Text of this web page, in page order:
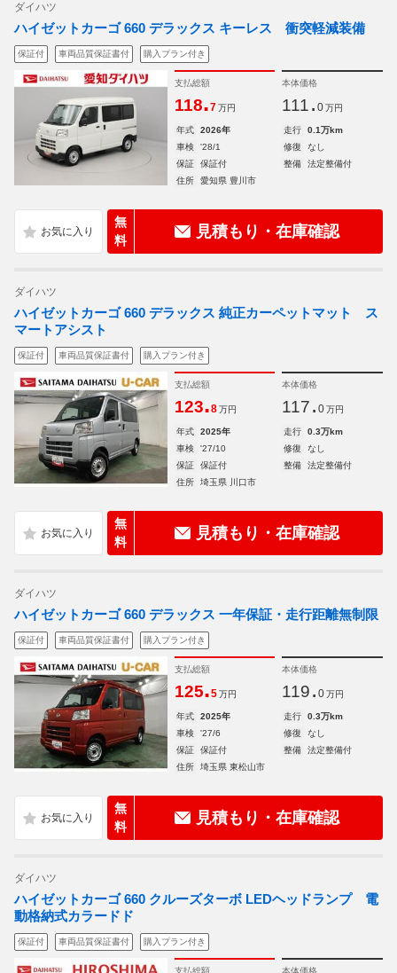
ダイハツ
ハイゼットカーゴ 660 デラックス キーレス 衝突軽減装備
保証付 車両品質保証書付 購入プラン付き
支払総額
118.7 万円
本体価格
111. 0 万円
年式 2026年 走行
0.1万km
車検
'28/1 修復
なし
保証
保証付 整備
法定整備付
住所
愛知県 豊川市
無
料
見積もり・在庫確認
ダイハツ
ハイゼットカーゴ 660 デラックス 純正カーペットマット ス
マートアシスト
保証付 車両品質保証書付 購入プラン付き
支払総額
123.8 万円
本体価格
117. 0 万円
年式 2025年 走行
0.3万km
車検
'27/10 修復
なし
保証
保証付 整備
法定整備付
住所
埼玉県 川口市
無
料
見積もり・在庫確認
ダイハツ
ハイゼットカーゴ 660 デラックス 一年保証・走行距離無制限
保証付 車両品質保証書付 購入プラン付き
支払総額
125.5 万円
本体価格
119. 0 万円
年式 2025年 走行
0.3万km
車検
'27/6 修復
なし
保証
保証付 整備
法定整備付
住所
埼玉県 東松山市
無
料
見積もり・在庫確認
ダイハツ
ハイゼットカーゴ 660 クルーズターボ LEDヘッドランプ 電
動格納式カラードド
保証付 車両品質保証書付 購入プラン付き
支払総額 本体価格